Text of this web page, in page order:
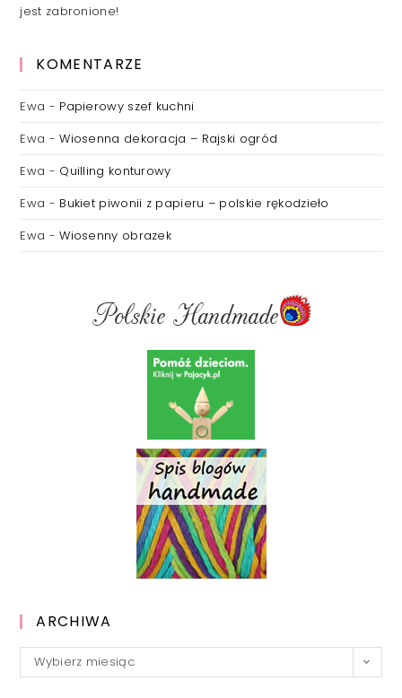
jest zabronione!
KOMENTARZE
Ewa - Papierowy szef kuchni
Ewa -Wiosenna dekoracja – Rajski ogród
Ewa - Quilling konturowy
Ewa - Bukiet piwonii z papieru – polskie rękodzieło
Ewa -Wiosenny obrazek
ARCHIWA
Archiwa
Wybierz miesiąc